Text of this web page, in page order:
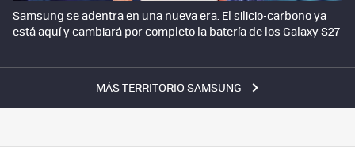
MÁS TERRITORIO SAMSUNG
Samsung se adentra en una nueva era. El silicio-carbono ya
está aquí y cambiará por completo la batería de los Galaxy S27